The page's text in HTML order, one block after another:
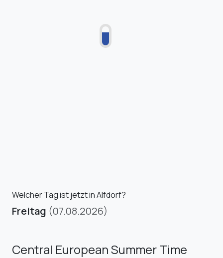
Welcher Tag ist jetzt in Alfdorf?
Freitag (07.08.2026)
Central European Summer Time